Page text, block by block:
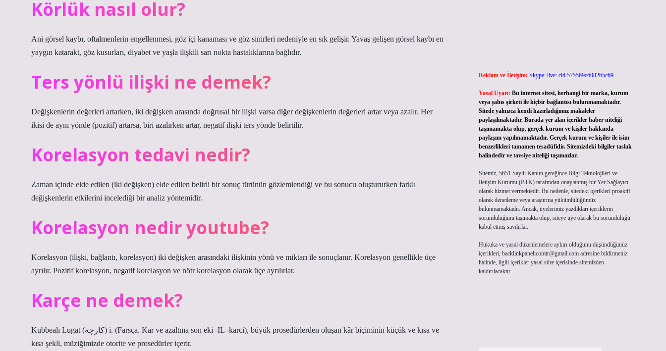
Körlük nasıl olur?
Ani görsel kaybı, oftalmenlerin engellenmesi, göz içi kanaması ve göz sinirleri nedeniyle en sık gelişir. Yavaş gelişen görsel kaybı en
yaygın katarakt, göz kusurları, diyabet ve yaşla ilişkili sarı nokta hastalıklarına bağlıdır.
Ters yönlü ilişki ne demek?
Değişkenlerin değerleri artarken, iki değişken arasında doğrusal bir ilişki varsa diğer değişkenlerin değerleri artar veya azalır. Her
ikisi de aynı yönde (pozitif) artarsa, biri azalırken artar, negatif ilişki ters yönde belirtilir.
Korelasyon tedavi nedir?
Zaman içinde elde edilen (iki değişken) elde edilen belirli bir sonuç türünün gözlemlendiği ve bu sonucu oluştururken farklı
değişkenlerin etkilerini incelediği bir analiz yöntemidir.
Korelasyon nedir youtube?
Korelasyon (ilişki, bağlantı, korelasyon) iki değişken arasındaki ilişkinin yönü ve miktarı ile sonuçlanır. Korelasyon genellikle üçe
ayrılır. Pozitif korelasyon, negatif korelasyon ve nötr korelasyon olarak üçe ayrılırlar.
Karçe ne demek?
Kubbealı Lugat (ﻛﺎﺭﭼﻪ) i. (Farsça. Kār ve azaltma son eki -IL -kārci), büyük prosedürlerden oluşan kâr biçiminin küçük ve kısa ve
kısa şekli, müziğimizde otorite ve prosedürler içerir.
Reklam ve İletişim: Skype: live:.cid.575569c608265c69
Yasal Uyarı: Bu internet sitesi, herhangi bir marka, kurum
veya şahıs şirketi ile hiçbir bağlantısı bulunmamaktadır.
Sitede yalnızca kendi hazırladığımız makaleler
paylaşılmaktadır. Burada yer alan içerikler haber niteliği
taşımamakta olup, gerçek kurum ve kişiler hakkında
paylaşım yapılmamaktadır. Gerçek kurum ve kişiler ile isim
benzerlikleri tamamen tesadüfidir. Sitemizdeki bilgiler taslak
halindedir ve tavsiye niteliği taşımazlar.
Sitemiz, 5651 Sayılı Kanun gereğince Bilgi Teknolojileri ve
İletişim Kurumu (BTK) tarafından onaylanmış bir Yer Sağlayıcı
olarak hizmet vermektedir. Bu nedenle, sitedeki içerikleri proaktif
olarak denetleme veya araştırma yükümlülüğümüz
bulunmamaktadır. Ancak, üyelerimiz yazdıkları içeriklerin
sorumluluğunu taşımakta olup, siteye üye olarak bu sorumluluğu
kabul etmiş sayılırlar.
Hukuka ve yasal düzenlemelere aykırı olduğunu düşündüğünüz
içerikleri, backlinkpanelicomtr@gmail.comadresine bildirmeniz
halinde, ilgili içerikler yasal süre içerisinde sitemizden
kaldırılacaktır.